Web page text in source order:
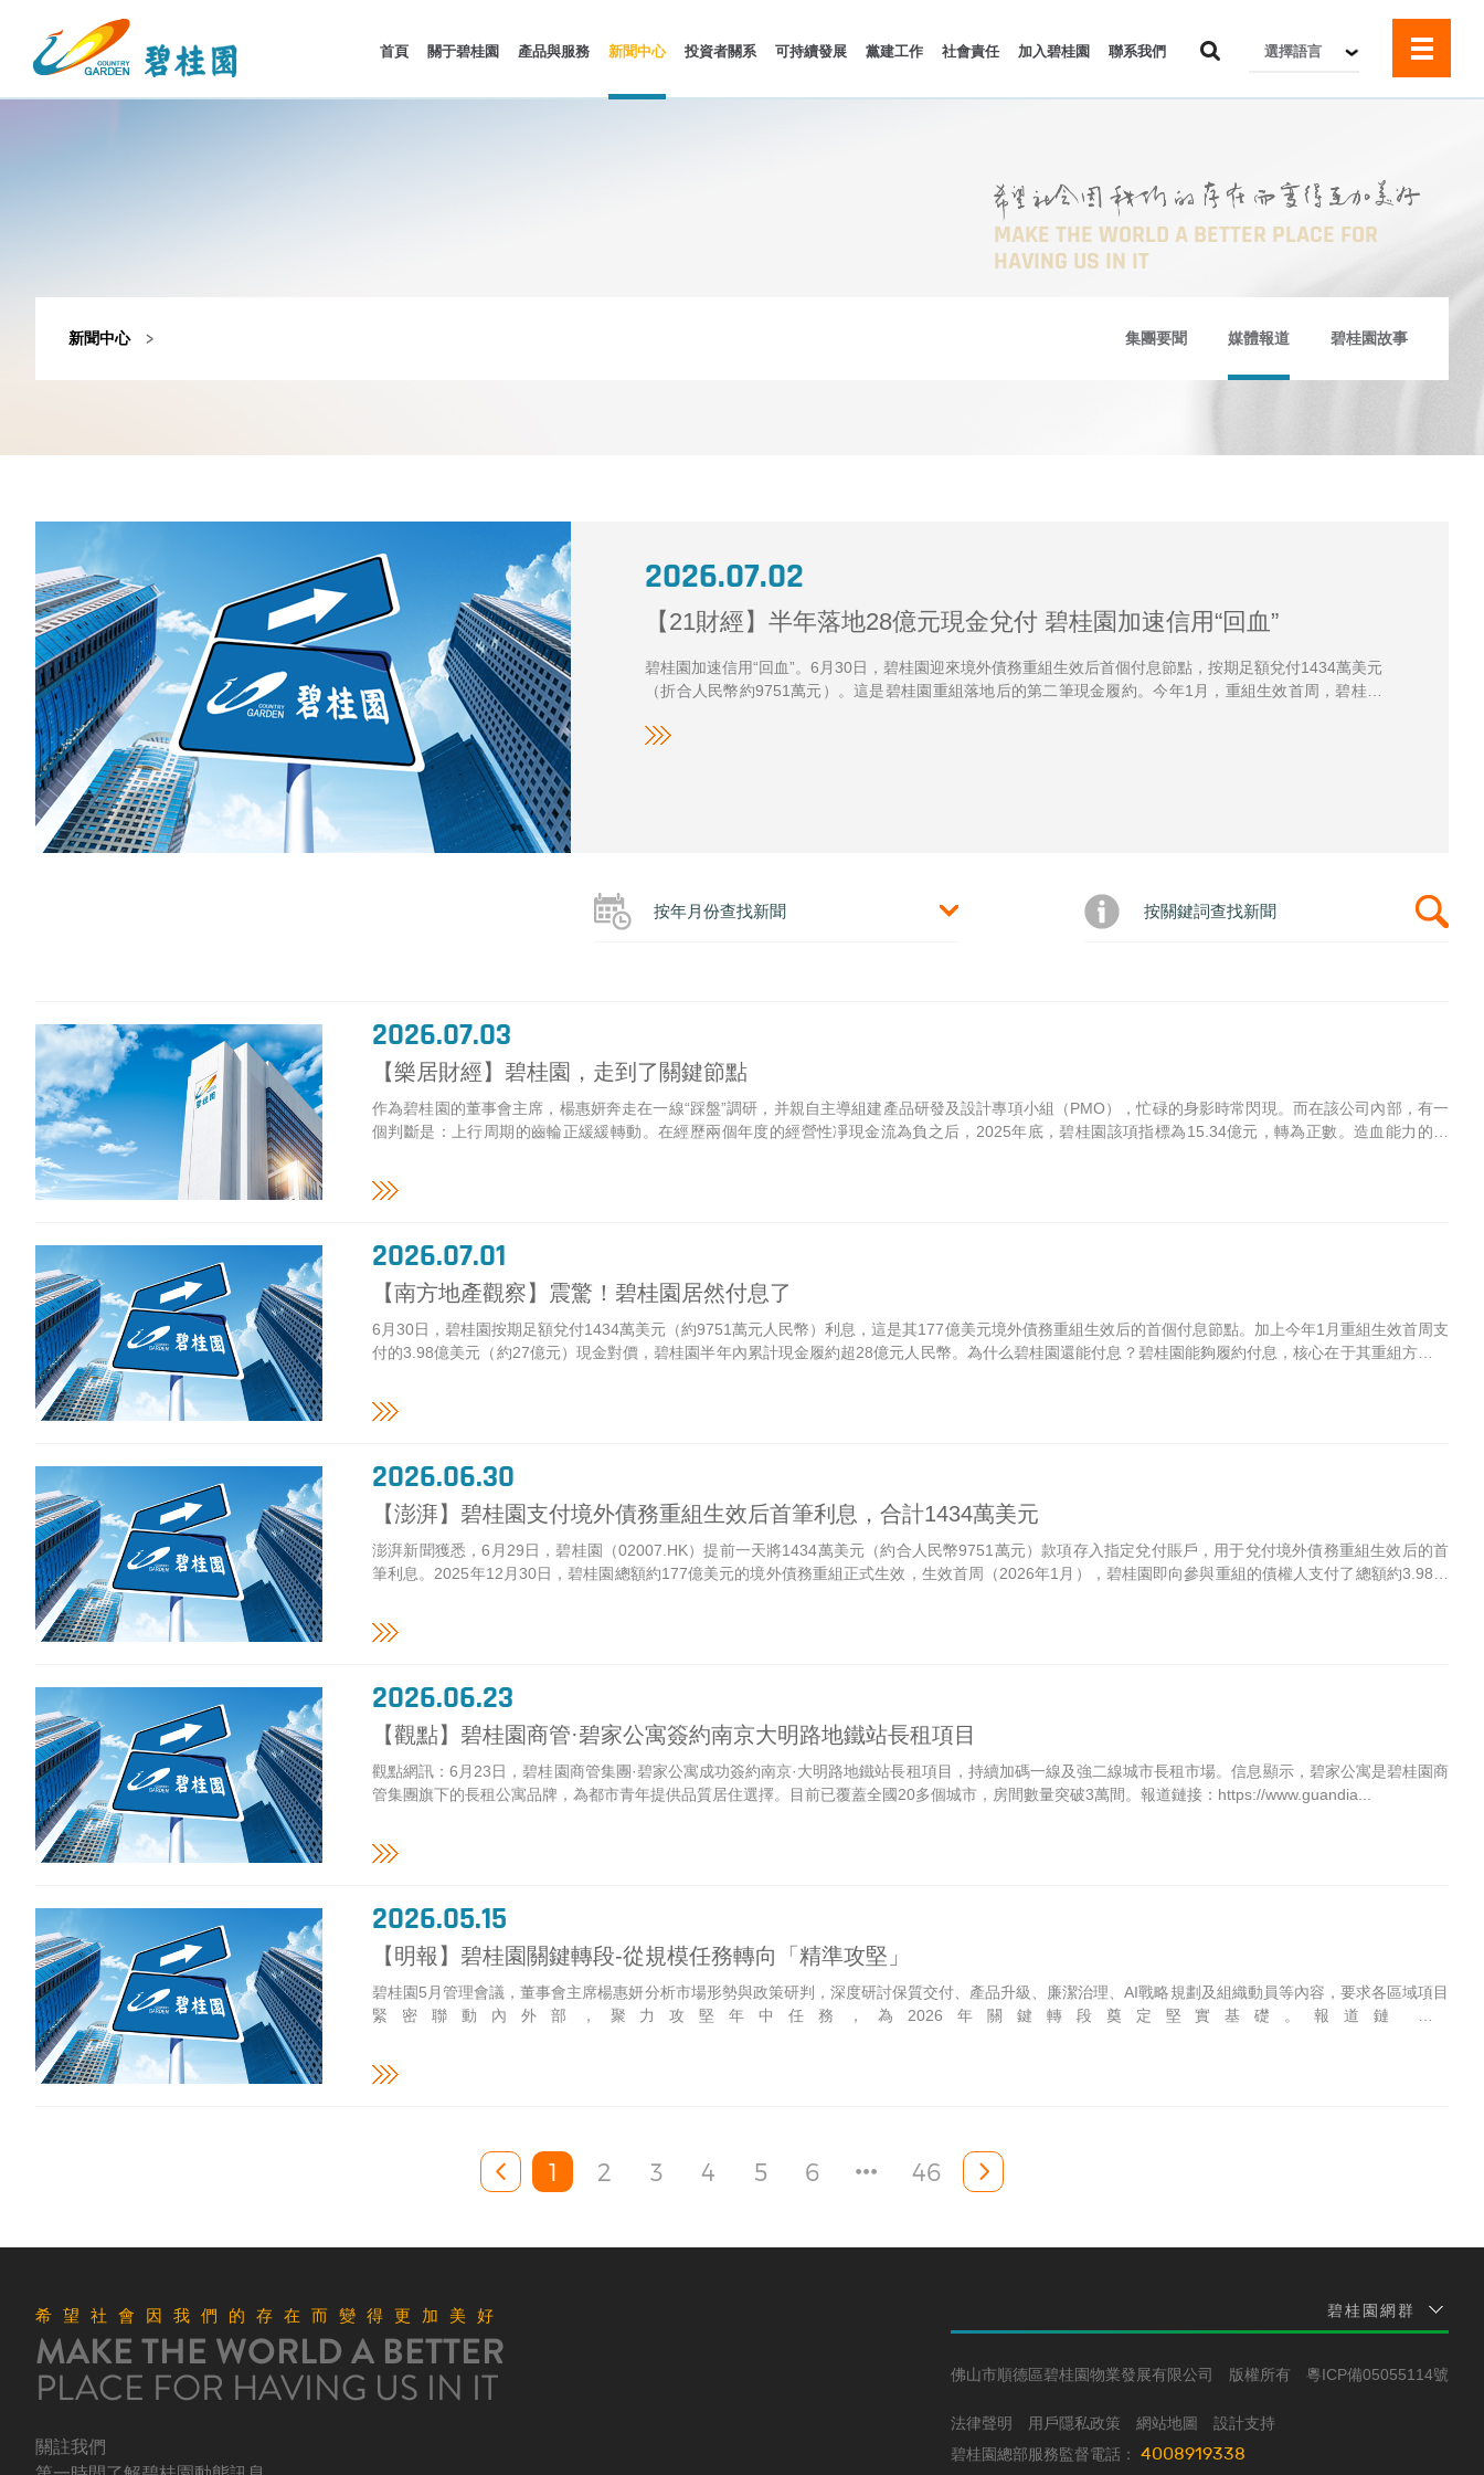
首頁 關于碧桂園 產品與服務 新聞中心 投資者關系 可持續發展 黨建工作 社會責任 加入碧桂園 聯系我們 選擇語言
MAKE THE WORLD A BETTER PLACE FOR
HAVING US IN IT
新聞中心 集團要聞 媒體報道 碧桂園故事
2026.07.02
【21財經】半年落地28億元現金兌付 碧桂園加速信用“回血”
碧桂園加速信用“回血”。6月30日，碧桂園迎來境外債務重組生效后首個付息節點，按期足額兌付1434萬美元
（折合人民幣約9751萬元）。這是碧桂園重組落地后的第二筆現金履約。今年1月，重組生效首周，碧桂園
2026.07.02
【21財經】半年落地28億元現金兌付 碧桂園加速信用“回血”
碧桂園加速信用“回血”。6月30日，碧桂園迎來境外債務重組生效后首個付息節點，按期足額兌付1434萬美元
（折合人民幣約9751萬元）。這是碧桂園重組落地后的第二筆現金履約。今年1月，重組生效首周，碧桂園
2026.07.02
【21財經】半年落地28億元現金兌付 碧桂園加速信用“回血”
碧桂園加速信用“回血”。6月30日，碧桂園迎來境外債務重組生效后首個付息節點，按期足額兌付1434萬美元
（折合人民幣約9751萬元）。這是碧桂園重組落地后的第二筆現金履約。今年1月，重組生效首周，碧桂園
2026.07.03
【樂居財經】碧桂園，走到了關鍵節點
作為碧桂園的董事會主席，楊惠妍奔走在一線“踩盤”調研，并親自主導組建產品研發及設計專項小組（PMO），忙碌的身影時常閃現。而在該公司內部，有一
個判斷是：上行周期的齒輪正緩緩轉動。在經歷兩個年度的經營性凈現金流為負之后，2025年底，碧桂園該項指標為15.34億元，轉為正數。造血能力的恢
2026.07.01
【南方地產觀察】震驚！碧桂園居然付息了
6月30日，碧桂園按期足額兌付1434萬美元（約9751萬元人民幣）利息，這是其177億美元境外債務重組生效后的首個付息節點。加上今年1月重組生效首周支
付的3.98億美元（約27億元）現金對價，碧桂園半年內累計現金履約超28億元人民幣。為什么碧桂園還能付息？碧桂園能夠履約付息，核心在于其重組方案設
2026.06.30
【澎湃】碧桂園支付境外債務重組生效后首筆利息，合計1434萬美元
澎湃新聞獲悉，6月29日，碧桂園（02007.HK）提前一天將1434萬美元（約合人民幣9751萬元）款項存入指定兌付賬戶，用于兌付境外債務重組生效后的首
筆利息。2025年12月30日，碧桂園總額約177億美元的境外債務重組正式生效，生效首周（2026年1月），碧桂園即向參與重組的債權人支付了總額約3.98億
2026.06.23
【觀點】碧桂園商管·碧家公寓簽約南京大明路地鐵站長租項目
觀點網訊：6月23日，碧桂園商管集團·碧家公寓成功簽約南京·大明路地鐵站長租項目，持續加碼一線及強二線城市長租市場。信息顯示，碧家公寓是碧桂園商
管集團旗下的長租公寓品牌，為都市青年提供品質居住選擇。目前已覆蓋全國20多個城市，房間數量突破3萬間。報道鏈接：https://www.guandia...
2026.05.15
【明報】碧桂園關鍵轉段-從規模任務轉向「精準攻堅」
碧桂園5月管理會議，董事會主席楊惠妍分析市場形勢與政策研判，深度研討保質交付、產品升級、廉潔治理、AI戰略規劃及組織動員等內容，要求各區域項目
緊密聯動內外部，聚力攻堅年中任務，為2026年關鍵轉段奠定堅實基礎。報道鏈接：
1 2 3 4 5 6 46
希望社會因我們的存在而變得更加美好
MAKE THE WORLD A BETTER
PLACE FOR HAVING US IN IT
關註我們
碧桂園網群
佛山市順德區碧桂園物業發展有限公司 版權所有 粵ICP備05055114號
法律聲明 用戶隱私政策 網站地圖
設計支持
碧桂園總部服務監督電話： 4008919338